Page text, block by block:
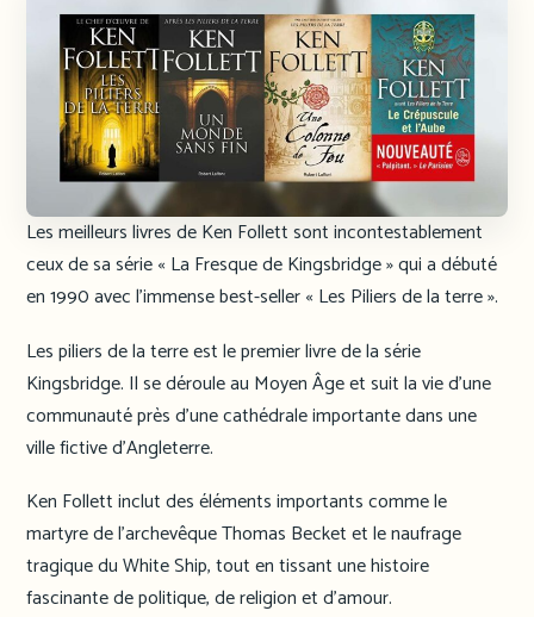
Les meilleurs livres de Ken Follett sont incontestablement
ceux de sa série « La Fresque de Kingsbridge » qui a débuté
en 1990 avec l’immense best-seller « Les Piliers de la terre ».
Les piliers de la terre est le premier livre de la série
Kingsbridge. Il se déroule au Moyen Âge et suit la vie d’une
communauté près d’une cathédrale importante dans une
ville fictive d’Angleterre.
Ken Follett inclut des éléments importants comme le
martyre de l’archevêque Thomas Becket et le naufrage
tragique du White Ship, tout en tissant une histoire
fascinante de politique, de religion et d’amour.